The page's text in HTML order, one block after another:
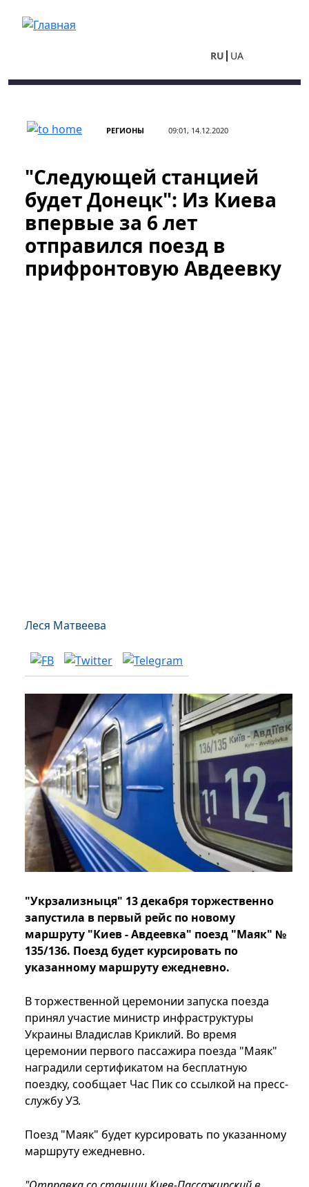
RU UA
РЕГИОНЫ 09:01, 14.12.2020
"Следующей станцией
будет Донецк": Из Киева
впервые за 6 лет
отправился поезд в
прифронтовую Авдеевку
Леся Матвеева
"Укрзализныця" 13 декабря торжественно
запустила в первый рейс по новому
маршруту "Киев - Авдеевка" поезд "Маяк" №
135/136. Поезд будет курсировать по
указанному маршруту ежедневно.
В торжественной церемонии запуска поезда
принял участие министр инфраструктуры
Украины Владислав Криклий. Во время
церемонии первого пассажира поезда "Маяк"
наградили сертификатом на бесплатную
поездку, сообщает Час Пик со ссылкой на пресс-
службу УЗ.
Поезд "Маяк" будет курсировать по указанному
маршруту ежедневно.